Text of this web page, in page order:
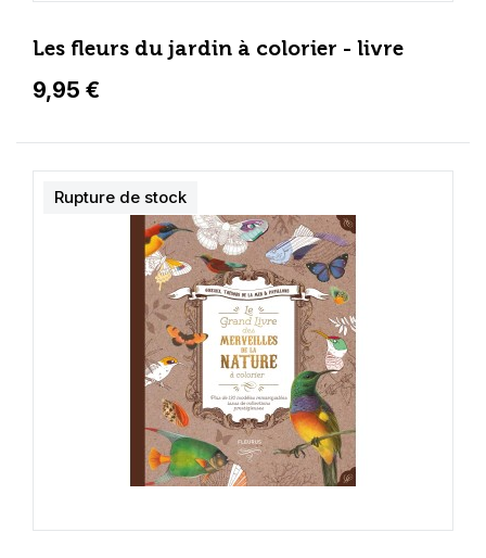
Les fleurs du jardin à colorier - livre
9,95 €
Rupture de stock